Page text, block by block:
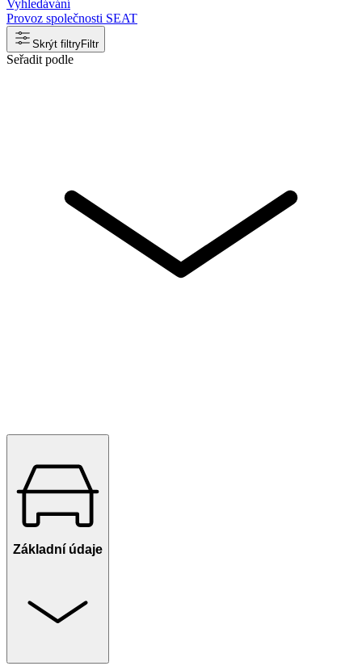
Vyhledávání
Provoz společnosti SEAT
Skrýt filtryFiltr
Seřadit podle
Základní údaje